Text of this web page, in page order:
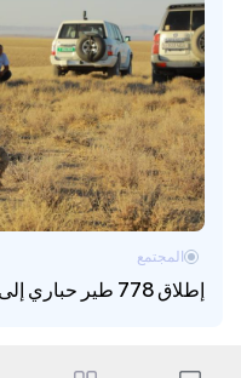
إطلاق 778 طير حباري إلى الطبيعة في محافظة نوائي
المجتمع